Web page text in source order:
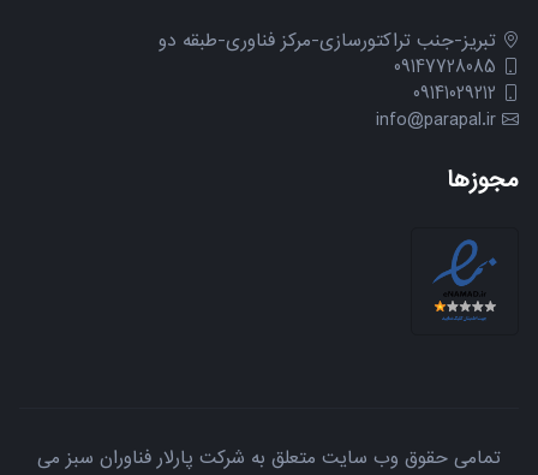
تبریز-جنب تراکتورسازی-مرکز فناوری-طبقه دو
09147728085
09141029212
info@parapal.ir
مجوزها
تمامی حقوق وب سایت متعلق به شرکت پارلار فناوران سبز می